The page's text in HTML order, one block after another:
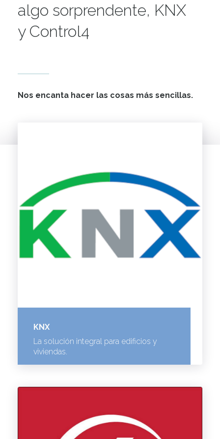
algo sorprendente, KNX
y Control4
Nos encanta hacer las cosas más sencillas.
KNX
La solución integral para edificios y
viviendas.